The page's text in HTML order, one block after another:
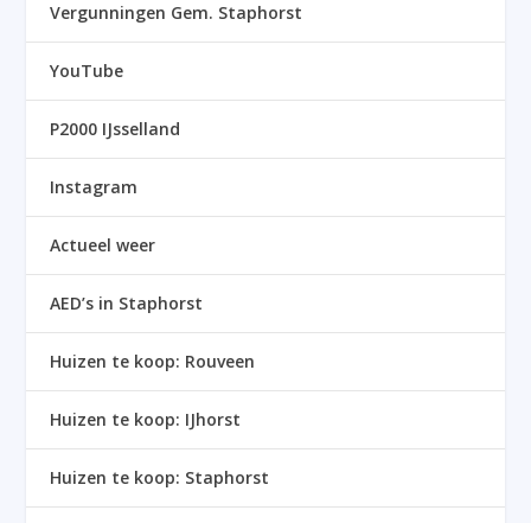
Vergunningen Gem. Staphorst
YouTube
P2000 IJsselland
Instagram
Actueel weer
AED’s in Staphorst
Huizen te koop: Rouveen
Huizen te koop: IJhorst
Huizen te koop: Staphorst